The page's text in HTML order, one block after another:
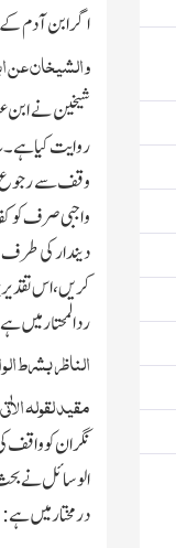
اگر ابن آدم کے
والشیخان عن
شیخین نے ابن
روایت کیا
وقف سے رجوع
واجبی صرف کو
دیندار کی
کریں،اس تقدیر
ردالمحتارمیں
الناظر بشرط
مقید لقولہ
نگران کو واقف
الوسائل نے
درمختار میں ہے: